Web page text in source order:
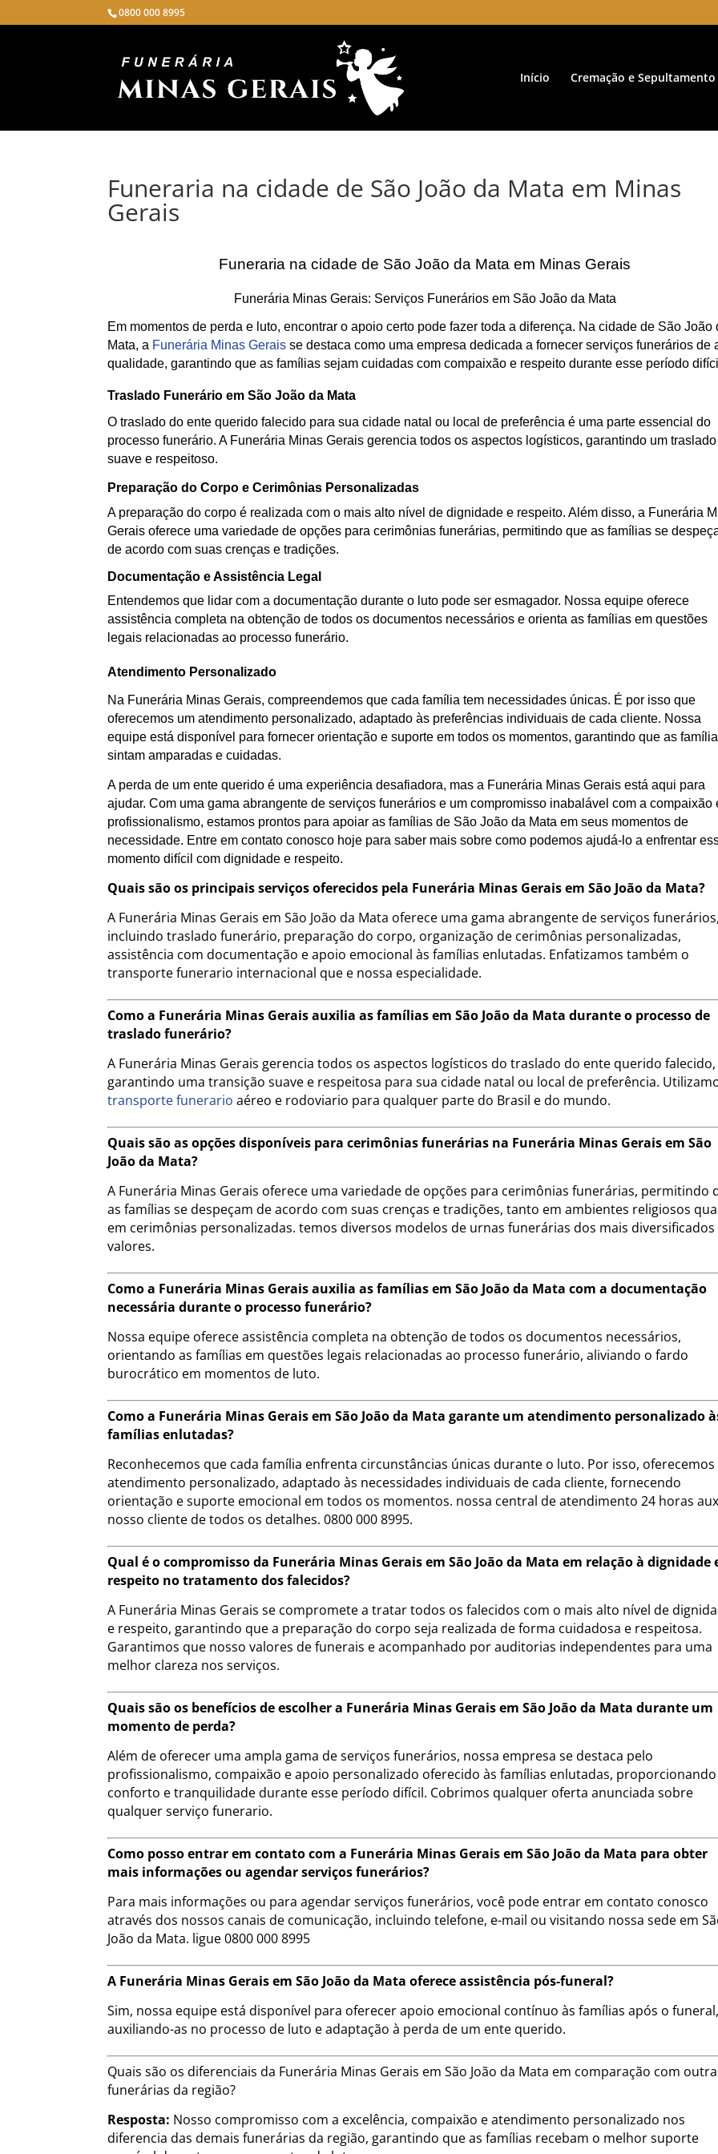
0800 000 8995
Início Cremação e Sepultamento
Funeraria na cidade de São João da Mata em Minas
Gerais
Funeraria na cidade de São João da Mata em Minas Gerais
Funerária Minas Gerais: Serviços Funerários em São João da Mata
Em momentos de perda e luto, encontrar o apoio certo pode fazer toda a diferença. Na cidade de São João
Mata, a Funerária Minas Gerais se destaca como uma empresa dedicada a fornecer serviços funerários de
qualidade, garantindo que as famílias sejam cuidadas com compaixão e respeito durante esse período
Traslado Funerário em São João da Mata
O traslado do ente querido falecido para sua cidade natal ou local de preferência é uma parte essencial do
processo funerário. A Funerária Minas Gerais gerencia todos os aspectos logísticos, garantindo um traslado
suave e respeitoso.
Preparação do Corpo e Cerimônias Personalizadas
A preparação do corpo é realizada com o mais alto nível de dignidade e respeito. Além disso, a Funerária
Gerais oferece uma variedade de opções para cerimônias funerárias, permitindo que as famílias se
de acordo com suas crenças e tradições.
Documentação e Assistência Legal
Entendemos que lidar com a documentação durante o luto pode ser esmagador. Nossa equipe oferece
assistência completa na obtenção de todos os documentos necessários e orienta as famílias em questões
legais relacionadas ao processo funerário.
Atendimento Personalizado
Na Funerária Minas Gerais, compreendemos que cada família tem necessidades únicas. É por isso que
oferecemos um atendimento personalizado, adaptado às preferências individuais de cada cliente. Nossa
equipe está disponível para fornecer orientação e suporte em todos os momentos, garantindo que as
sintam amparadas e cuidadas.
A perda de um ente querido é uma experiência desafiadora, mas a Funerária Minas Gerais está aqui para
ajudar. Com uma gama abrangente de serviços funerários e um compromisso inabalável com a compaixão
profissionalismo, estamos prontos para apoiar as famílias de São João da Mata em seus momentos de
necessidade. Entre em contato conosco hoje para saber mais sobre como podemos ajudá-lo a enfrentar
momento difícil com dignidade e respeito.
Quais são os principais serviços oferecidos pela Funerária Minas Gerais em São João da Mata?
A Funerária Minas Gerais em São João da Mata oferece uma gama abrangente de serviços funerários,
incluindo traslado funerário, preparação do corpo, organização de cerimônias personalizadas,
assistência com documentação e apoio emocional às famílias enlutadas. Enfatizamos também o
transporte funerario internacional que e nossa especialidade.
Como a Funerária Minas Gerais auxilia as famílias em São João da Mata durante o processo de
traslado funerário?
A Funerária Minas Gerais gerencia todos os aspectos logísticos do traslado do ente querido falecido,
garantindo uma transição suave e respeitosa para sua cidade natal ou local de preferência.
transporte funerario aéreo e rodoviario para qualquer parte do Brasil e do mundo.
Quais são as opções disponíveis para cerimônias funerárias na Funerária Minas Gerais em São
João da Mata?
A Funerária Minas Gerais oferece uma variedade de opções para cerimônias funerárias, permitindo
as famílias se despeçam de acordo com suas crenças e tradições, tanto em ambientes religiosos
em cerimônias personalizadas. temos diversos modelos de urnas funerárias dos mais diversificados
valores.
Como a Funerária Minas Gerais auxilia as famílias em São João da Mata com a documentação
necessária durante o processo funerário?
Nossa equipe oferece assistência completa na obtenção de todos os documentos necessários,
orientando as famílias em questões legais relacionadas ao processo funerário, aliviando o fardo
burocrático em momentos de luto.
Como a Funerária Minas Gerais em São João da Mata garante um atendimento personalizado
famílias enlutadas?
Reconhecemos que cada família enfrenta circunstâncias únicas durante o luto. Por isso, oferecemos
atendimento personalizado, adaptado às necessidades individuais de cada cliente, fornecendo
orientação e suporte emocional em todos os momentos. nossa central de atendimento 24 horas
nosso cliente de todos os detalhes. 0800 000 8995.
Qual é o compromisso da Funerária Minas Gerais em São João da Mata em relação à dignidade
respeito no tratamento dos falecidos?
A Funerária Minas Gerais se compromete a tratar todos os falecidos com o mais alto nível de
e respeito, garantindo que a preparação do corpo seja realizada de forma cuidadosa e respeitosa.
Garantimos que nosso valores de funerais e acompanhado por auditorias independentes para uma
melhor clareza nos serviços.
Quais são os benefícios de escolher a Funerária Minas Gerais em São João da Mata durante um
momento de perda?
Além de oferecer uma ampla gama de serviços funerários, nossa empresa se destaca pelo
profissionalismo, compaixão e apoio personalizado oferecido às famílias enlutadas, proporcionando
conforto e tranquilidade durante esse período difícil. Cobrimos qualquer oferta anunciada sobre
qualquer serviço funerario.
Como posso entrar em contato com a Funerária Minas Gerais em São João da Mata para obter
mais informações ou agendar serviços funerários?
Para mais informações ou para agendar serviços funerários, você pode entrar em contato conosco
através dos nossos canais de comunicação, incluindo telefone, e-mail ou visitando nossa sede em
João da Mata. ligue 0800 000 8995
A Funerária Minas Gerais em São João da Mata oferece assistência pós-funeral?
Sim, nossa equipe está disponível para oferecer apoio emocional contínuo às famílias após o funeral,
auxiliando-as no processo de luto e adaptação à perda de um ente querido.
Quais são os diferenciais da Funerária Minas Gerais em São João da Mata em comparação com
funerárias da região?
Resposta: Nosso compromisso com a excelência, compaixão e atendimento personalizado nos
diferencia das demais funerárias da região, garantindo que as famílias recebam o melhor suporte